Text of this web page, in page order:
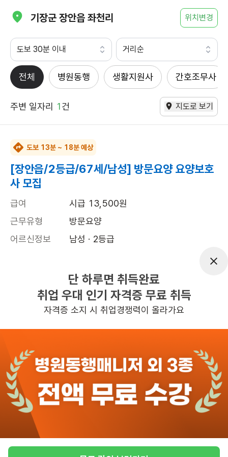
기장군 장안읍 좌천리 위치변경
도보 30분 이내 거리순
전체 병원동행 생활지원사 간호조무사
주변 일자리 1건 지도로 보기
도보 13분 ~ 18분 예상
[장안읍/2등급/67세/남성] 방문요양 요양보호
사 모집
급여
시급 13,500원
근무유형
방문요양
어르신정보
남성 · 2등급
11:00~15:00
높은급여 교통비지원 초보가능
관심 일자리정보 더보기
11일전등록
반경 3KM 이내의 일자리 확인하기
단 하루면 취득완료
취업 우대 인기 자격증 무료 취득
자격증 소지 시 취업경쟁력이 올라가요